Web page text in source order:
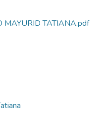
MAYURID TATIANA.pdf